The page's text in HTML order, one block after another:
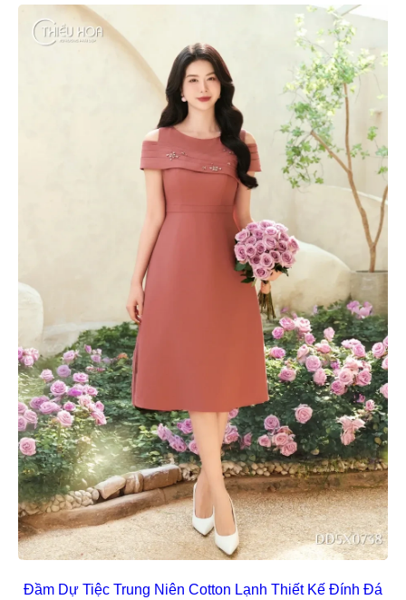
Đầm Dự Tiệc Trung Niên Cotton Lạnh Thiết Kế Đính Đá